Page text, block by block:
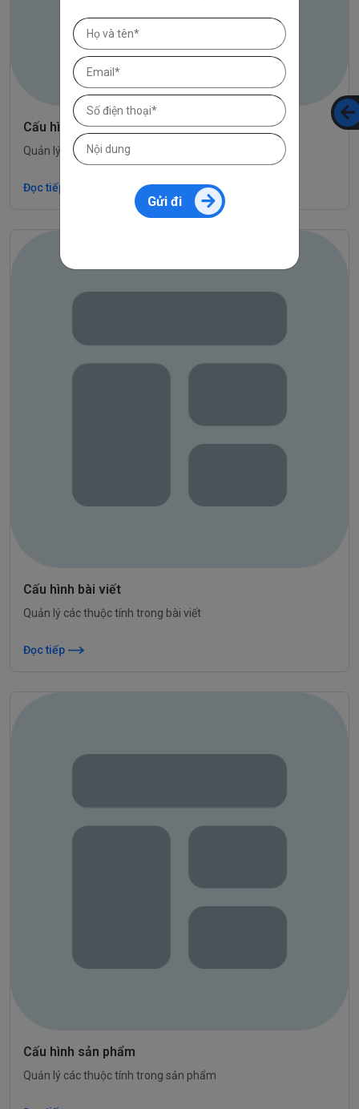
Cấu hình SEO
Quản lý thông tin tối ưu hóa công cụ tìm kiếm
Đọc tiếp
Cấu hình bài viết
Quản lý các thuộc tính trong bài viết
Đọc tiếp
Cấu hình sản phẩm
Quản lý các thuộc tính trong sản phẩm